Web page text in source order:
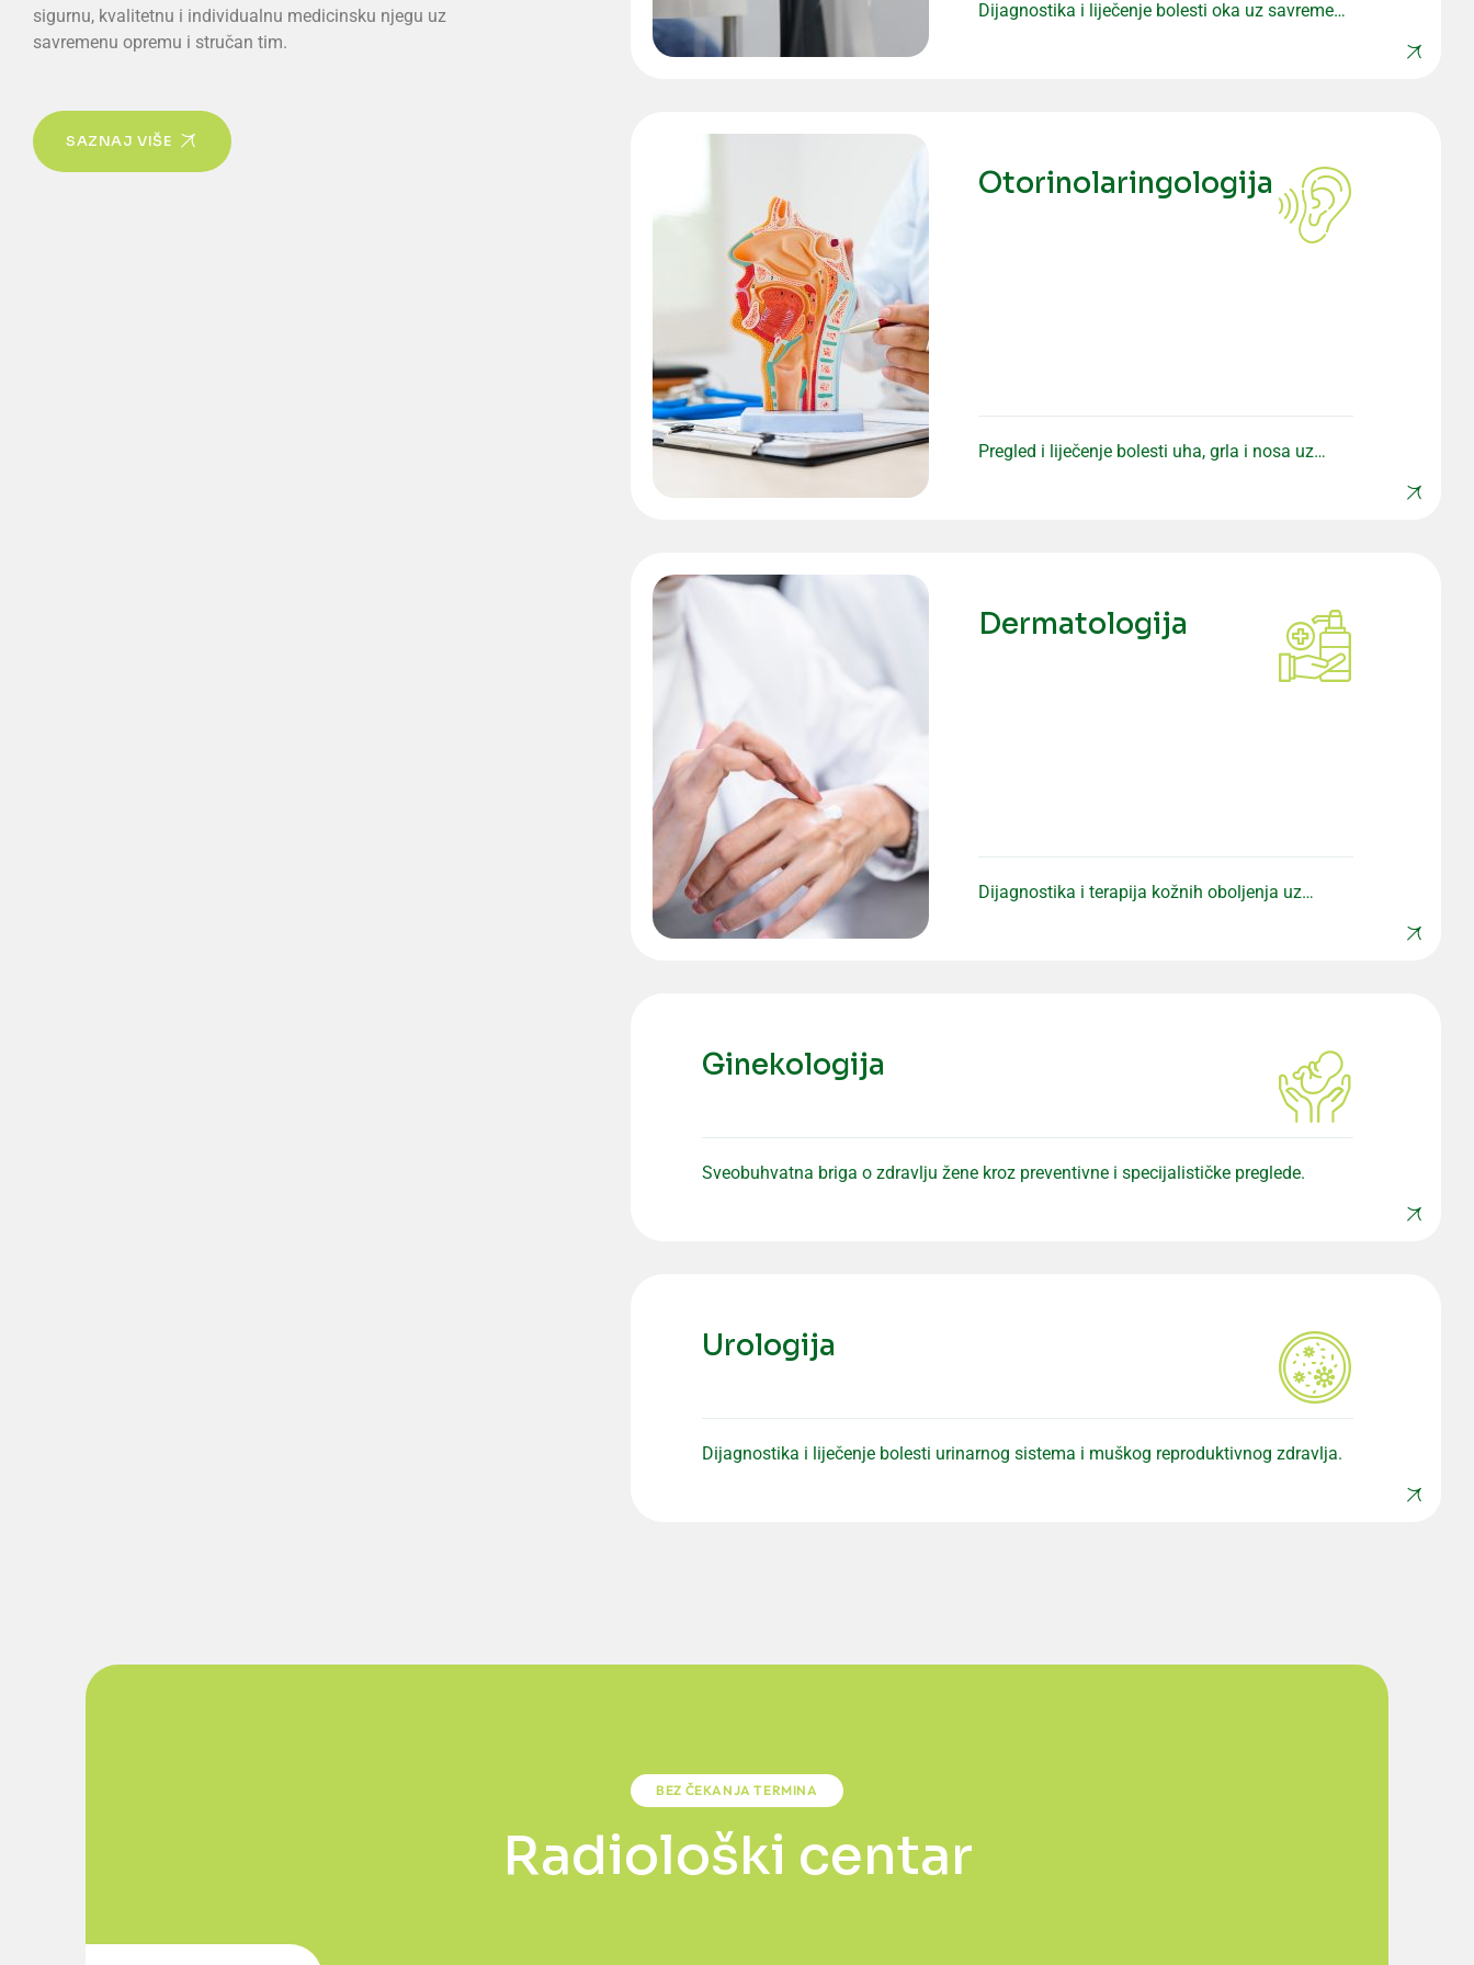
sigurnu, kvalitetnu i individualnu medicinsku njegu uz
savremenu opremu i stručan tim.
SAZNAJ VIŠE
Dijagnostika i liječenje bolesti oka uz savremenu
Otorinolaringologija
Pregled i liječenje bolesti uha, grla i nosa uz
Dermatologija
Dijagnostika i terapija kožnih oboljenja uz
Ginekologija
Sveobuhvatna briga o zdravlju žene kroz preventivne i specijalističke preglede.
Urologija
Dijagnostika i liječenje bolesti urinarnog sistema i muškog reproduktivnog zdravlja.
BEZ ČEKANJA TERMINA
Radiološki centar